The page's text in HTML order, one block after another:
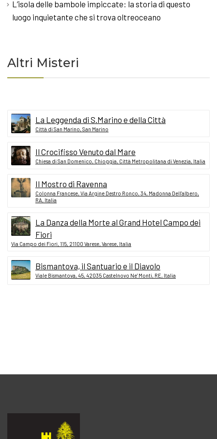
L’isola delle bambole impiccate: la storia di questo
luogo inquietante che si trova oltreoceano
Altri Misteri
La Leggenda di S.Marino e della Città
Città di San Marino, San Marino
Il Crocifisso Venuto dal Mare
Chiesa di San Domenico, Chioggia, Città Metropolitana di Venezia, Italia
Il Mostro di Ravenna
Colonna Francese, Via Argine Destro Ronco, 34, Madonna Dell'albero,
RA, Italia
La Danza della Morte al Grand Hotel Campo dei
Fiori
Via Campo dei Fiori, 115, 21100 Varese, Varese, Italia
Bismantova, il Santuario e il Diavolo
Viale Bismantova, 45, 42035 Castelnovo Ne' Monti, RE, Italia